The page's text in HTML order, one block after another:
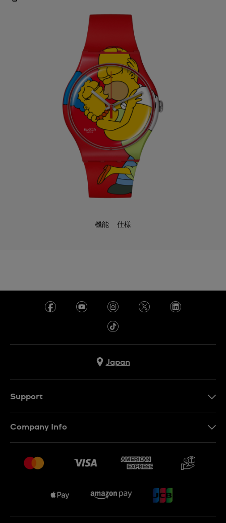
機能 仕様
Japan
Support
販売契約条件
Company Info
Swatchで働く